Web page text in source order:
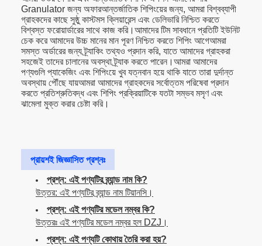
Granulator জন্য অফারআন্তর্জাতিক শিপিংয়ের জন্য, আমরা বিশ্বব্যাপী
গ্রাহকদের কাছে সুষ্ঠু কাস্টমস ক্লিয়ারেন্স এবং ডেলিভারি নিশ্চিত করতে
বিশ্বস্ত ফরোয়ার্ডারের সাথে কাজ করি।আমাদের টিম সাবধানে প্রতিটি ইউনিট
চেক করে আমাদের উচ্চ মানের মান পূরণ নিশ্চিত করতে শিপিং আগেআমরা
সমস্ত অর্ডারের জন্য ট্র্যাকিং তথ্যও প্রদান করি, যাতে আমাদের গ্রাহকরা
সহজেই তাদের চালানের অবস্থা ট্র্যাক করতে পারেন।আমরা আমাদের
পণ্যগুলি প্যাকেজিং এবং শিপিংয়ে খুব যত্নবান হয়ে থাকি যাতে তারা দুর্দান্ত
অবস্থায় পৌঁছে যায়আমরা আমাদের গ্রাহকদের সর্বোত্তম পরিষেবা প্রদান
করতে প্রতিশ্রুতিবদ্ধ এবং শিপিং প্রক্রিয়াটিকে যতটা সম্ভব মসৃণ এবং
ঝামেলা মুক্ত করার চেষ্টা করি।
প্রায়শই জিজ্ঞাসিত প্রশ্নঃ
প্রশ্ন: এই পণ্যটির ব্র্যান্ড নাম কি?
উত্তর: এই পণ্যটির ব্র্যান্ড নাম টিয়ানসি।
প্রশ্ন: এই পণ্যটির মডেল নম্বর কি?
উত্তরঃ এই পণ্যটির মডেল নম্বর হল DZJ।
প্রশ্ন: এই পণ্যটি কোথায় তৈরি করা হয়?